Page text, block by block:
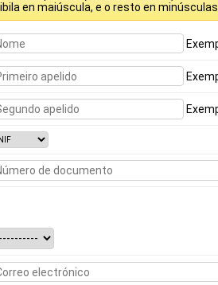
en maiúscula, e o resto en